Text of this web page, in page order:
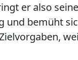
er also seine
und bemüht